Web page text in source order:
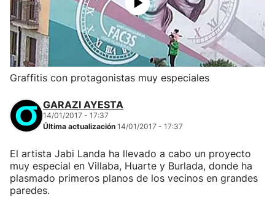
Graffitis con protagonistas muy especiales
GARAZI AYESTA
14/01/2017 - 17:37
Última actualización 14/01/2017 - 17:37
El artista Jabi Landa ha llevado a cabo un proyecto
muy especial en Villaba, Huarte y Burlada, donde ha
plasmado primeros planos de los vecinos en grandes
paredes.